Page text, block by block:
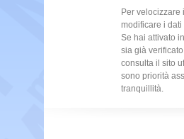
Per
modificare i
Se hai attivato
sia già
consulta il sito
sono priorità
tranquillità.